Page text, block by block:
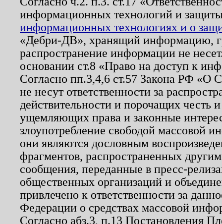
информационных технологий и
информационных технологиях и о
«Дебри-ДВ», хранящий информацию,
распространение информации не
основании ст.8 «Право на доступ к
Согласно пп.3,4,6 ст.57 Закона РФ «О
не несут ответственности за
действительности и порочащих честь
ущемляющих права и законные
злоупотребление свободой массовой
они являются дословным
фрагментов, распространенных
сообщения, переданные в пресс-
общественных организаций и
привлечено к ответственности за
Федерации о средствах массовой
Согласно абз.3, п.13 Постановления